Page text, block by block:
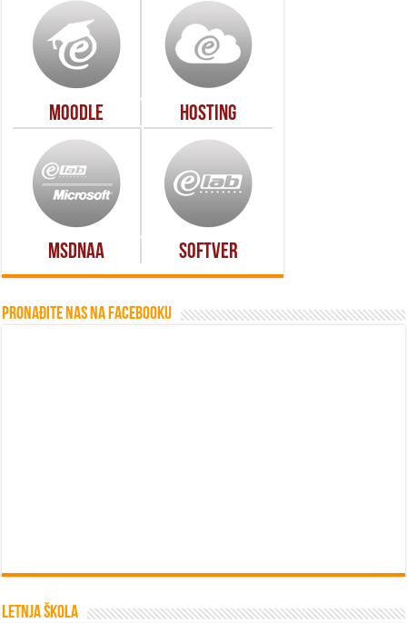
Moodle Hosting
MSDNAA Softver
Pronađite nas na Facebooku
Letnja škola